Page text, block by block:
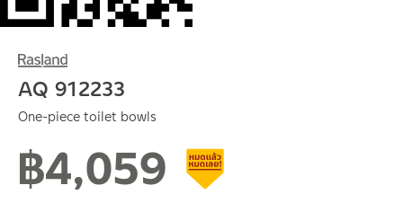
AQ 912233
One-piece toilet bowls
฿4,059